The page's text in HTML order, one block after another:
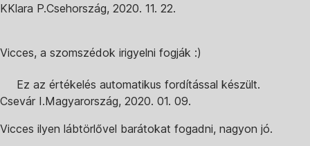
KKlara P.Csehország, 2020. 11. 22.
Vicces, a szomszédok irigyelni fogják :)
Ez az értékelés automatikus fordítással készült.
Csevár I.Magyarország, 2020. 01. 09.
Vicces ilyen lábtörlővel barátokat fogadni, nagyon jó.